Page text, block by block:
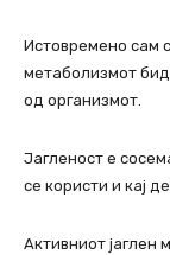
Истовремено сам
метаболизмот
од организмот.
Јагленост е
се користи и кај
Активниот јаглен